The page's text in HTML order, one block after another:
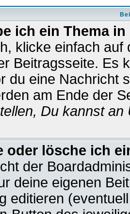
ich ein Thema
klicke einfach
Beitragsseite. Es
du eine Nachricht
am Ende der
Du kannst
oder lösche ich
der
deine eigenen
editieren